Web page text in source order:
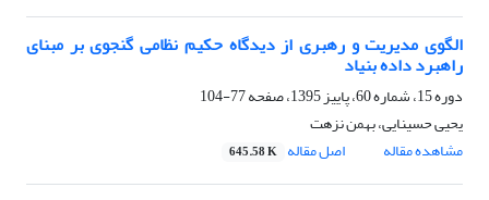
الگوی مدیریت و رهبری از دیدگاه حکیم نظامی گنجوی بر مبنای
راهبرد داده بنیاد
دوره 15، شماره 60، پاییز 1395، صفحه
77-104
یحیی حسینایی، بهمن نزهت
مشاهده مقاله
اصل مقاله 645.58 K